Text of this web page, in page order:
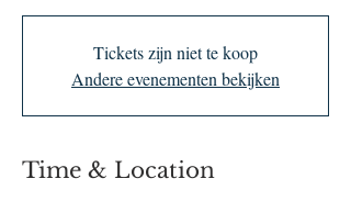
Tickets zijn niet te koop
Andere evenementen bekijken
Time & Location